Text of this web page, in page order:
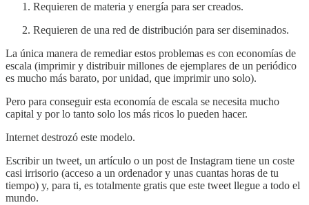
Requieren de materia y energía para ser creados.
Requieren de una red de distribución para ser diseminados.
La única manera de remediar estos problemas es con economías de
escala (imprimir y distribuir millones de ejemplares de un periódico
es mucho más barato, por unidad, que imprimir uno solo).
Pero para conseguir esta economía de escala se necesita mucho
capital y por lo tanto solo los más ricos lo pueden hacer.
Internet destrozó este modelo.
Escribir un tweet, un artículo o un post de Instagram tiene un coste
casi irrisorio (acceso a un ordenador y unas cuantas horas de tu
tiempo) y, para ti, es totalmente gratis que este tweet llegue a todo el
mundo.